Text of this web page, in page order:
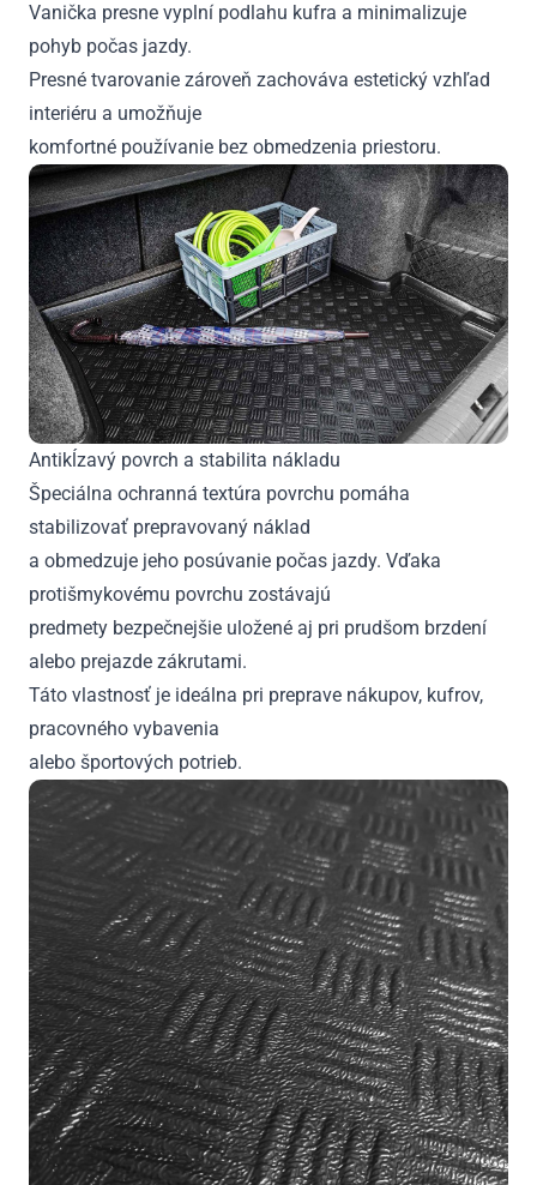
Vanička presne vyplní podlahu kufra a minimalizuje
pohyb počas jazdy.
Presné tvarovanie zároveň zachováva estetický vzhľad
interiéru a umožňuje
komfortné používanie bez obmedzenia priestoru.
Antikĺzavý povrch a stabilita nákladu
Špeciálna ochranná textúra povrchu pomáha
stabilizovať prepravovaný náklad
a obmedzuje jeho posúvanie počas jazdy. Vďaka
protišmykovému povrchu zostávajú
predmety bezpečnejšie uložené aj pri prudšom brzdení
alebo prejazde zákrutami.
Táto vlastnosť je ideálna pri preprave nákupov, kufrov,
pracovného vybavenia
alebo športových potrieb.